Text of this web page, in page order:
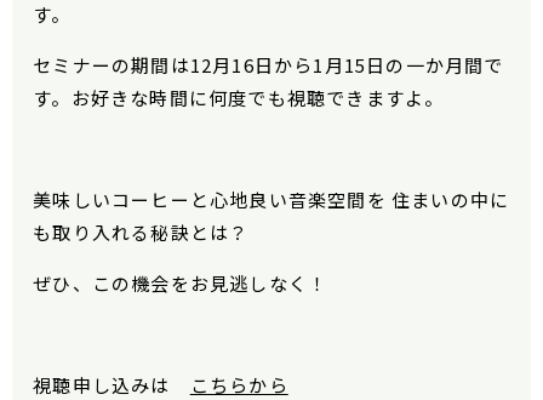
す。
セミナーの期間は12月16日から1月15日の一か月間で
す。お好きな時間に何度でも視聴できますよ。
美味しいコーヒーと心地良い音楽空間を 住まいの中に
も取り入れる秘訣とは？
ぜひ、この機会をお見逃しなく！
視聴申し込みは こちらから